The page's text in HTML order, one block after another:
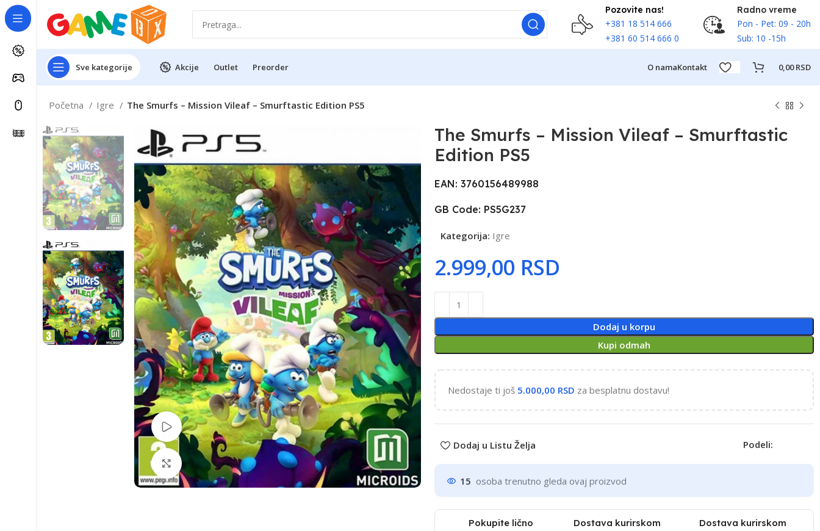
Pozovite nas!
+381 18 514 666
+381 60 514 666 0
Radno vreme
Pon - Pet: 09 - 20h
Sub: 10 -15h
Sve kategorije Akcije Outlet Preorder O namaKontakt 0,00RSD
Početna Igre The Smurfs – Mission Vileaf – Smurftastic Edition PS5
Pogledaj Video
Uvećaj sliku
The Smurfs – Mission Vileaf – Smurftastic
Edition PS5
EAN: 3760156489988
GB Code: PS5G237
Kategorija: Igre
RSD
Dodaj u korpu
Kupi odmah
Nedostaje ti još 5.000,00 RSD za besplatnu dostavu!
Dodaj u Listu Želja Podeli:
15 osoba trenutno gleda ovaj proizvod
Pokupite lično
Dostava kurirskom
Dostava kurirskom